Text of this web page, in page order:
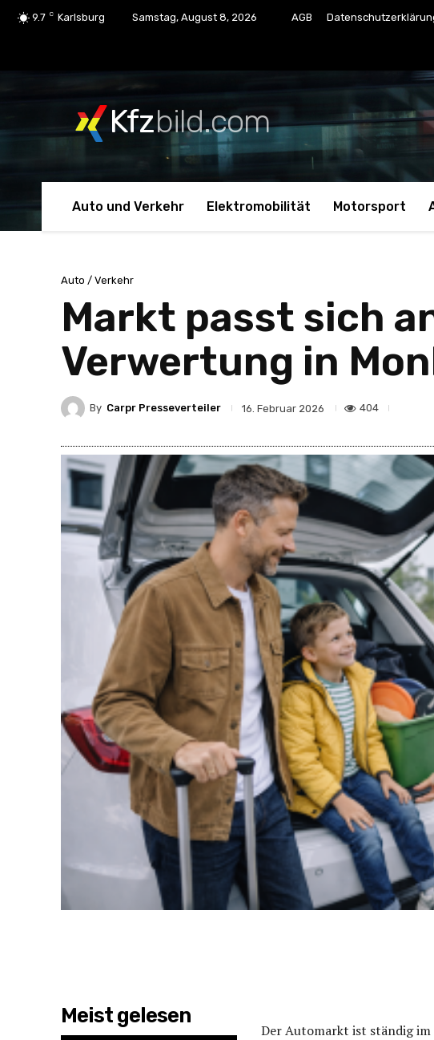
9.7 C Karlsburg Samstag, August 8, 2026 AGB
Kfzbild.com
Auto und Verkehr Elektromobilität Motorsport
Auto / Verkehr
Markt passt sich
Verwertung in
By Carpr Presseverteiler 16. Februar 2026 404
Meist gelesen
Der Automarkt ist ständig im